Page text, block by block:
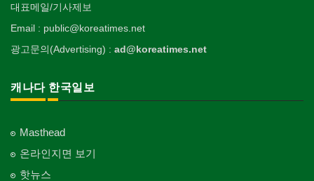
대표메일/기사제보
Email : public@koreatimes.net
광고문의(Advertising) : ad@koreatimes.net
캐나다 한국일보
Masthead
온라인지면 보기
핫뉴스